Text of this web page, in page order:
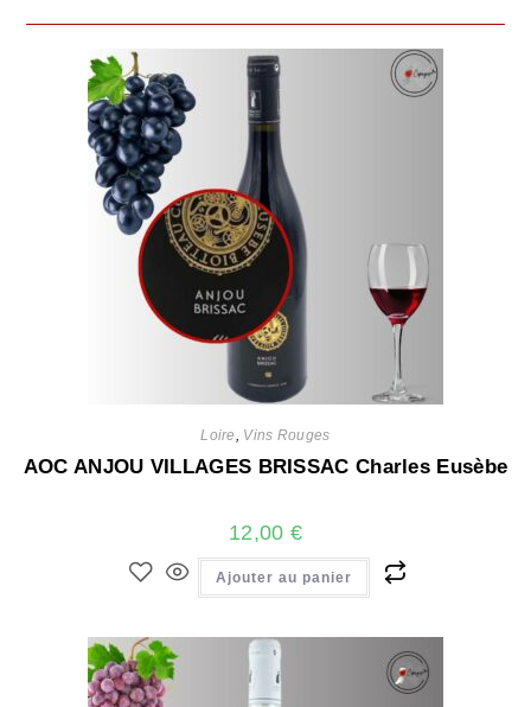
Loire, Vins Rouges
AOC ANJOU VILLAGES BRISSAC Charles Eusèbe
12,00 €
Ajouter au panier